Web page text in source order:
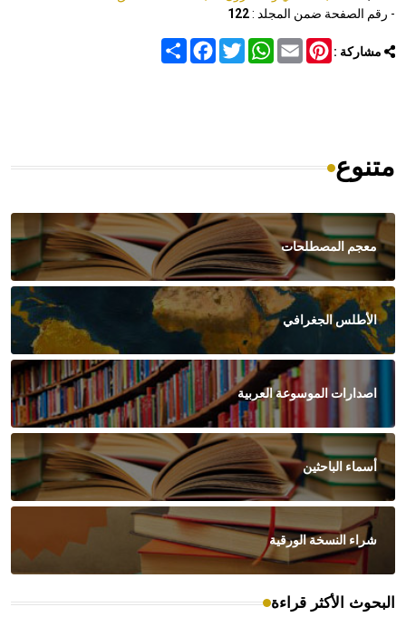
- رقم الصفحة ضمن المجلد :122
مشاركة : Share
FacebookTwitter
WhatsAppEmail
Pinterest
متنوع
معجم المصطلحات
الأطلس الجغرافي
اصدارات الموسوعة العربية
أسماء الباحثين
شراء النسخة الورقية
البحوث الأكثر قراءة